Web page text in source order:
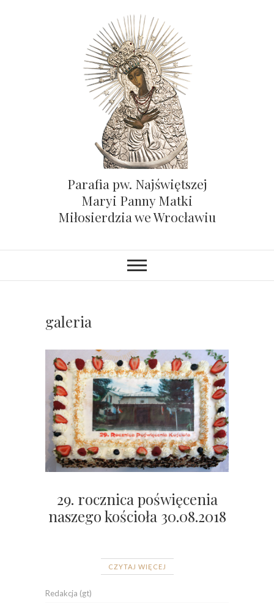
Parafia pw. Najświętszej
Maryi Panny Matki
Miłosierdzia we Wrocławiu
galeria
29. rocznica poświęcenia
naszego kościoła 30.08.2018
CZYTAJ WIĘCEJ
Redakcja (gt)